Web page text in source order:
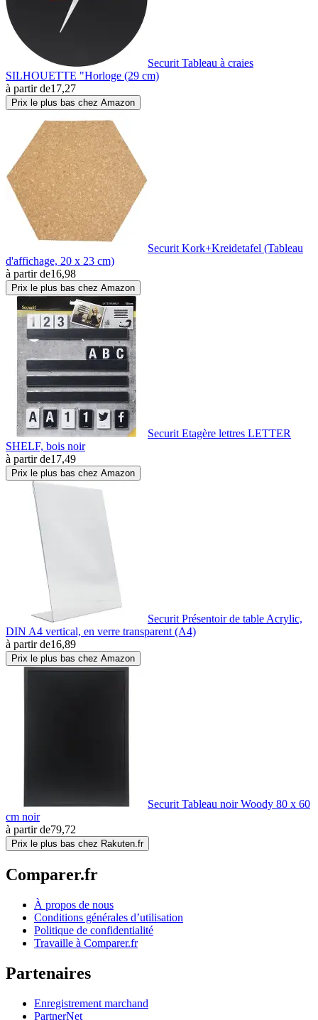
Securit Tableau à craies
SILHOUETTE "Horloge (29 cm)
à partir de17,27
Prix le plus bas chez Amazon
Securit Kork+Kreidetafel (Tableau
d'affichage, 20 x 23 cm)
à partir de16,98
Prix le plus bas chez Amazon
Securit Etagère lettres LETTER
SHELF, bois noir
à partir de17,49
Prix le plus bas chez Amazon
Securit Présentoir de table Acrylic,
DIN A4 vertical, en verre transparent (A4)
à partir de16,89
Prix le plus bas chez Amazon
Securit Tableau noir Woody 80 x 60
cm noir
à partir de79,72
Prix le plus bas chez Rakuten.fr
Comparer.fr
À propos de nous
Conditions générales d’utilisation
Politique de confidentialité
Travaille à Comparer.fr
Partenaires
Enregistrement marchand
PartnerNet